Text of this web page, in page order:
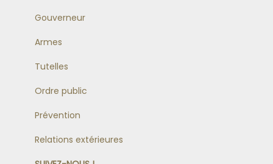
Gouverneur
Armes
Tutelles
Ordre public
Prévention
Relations extérieures